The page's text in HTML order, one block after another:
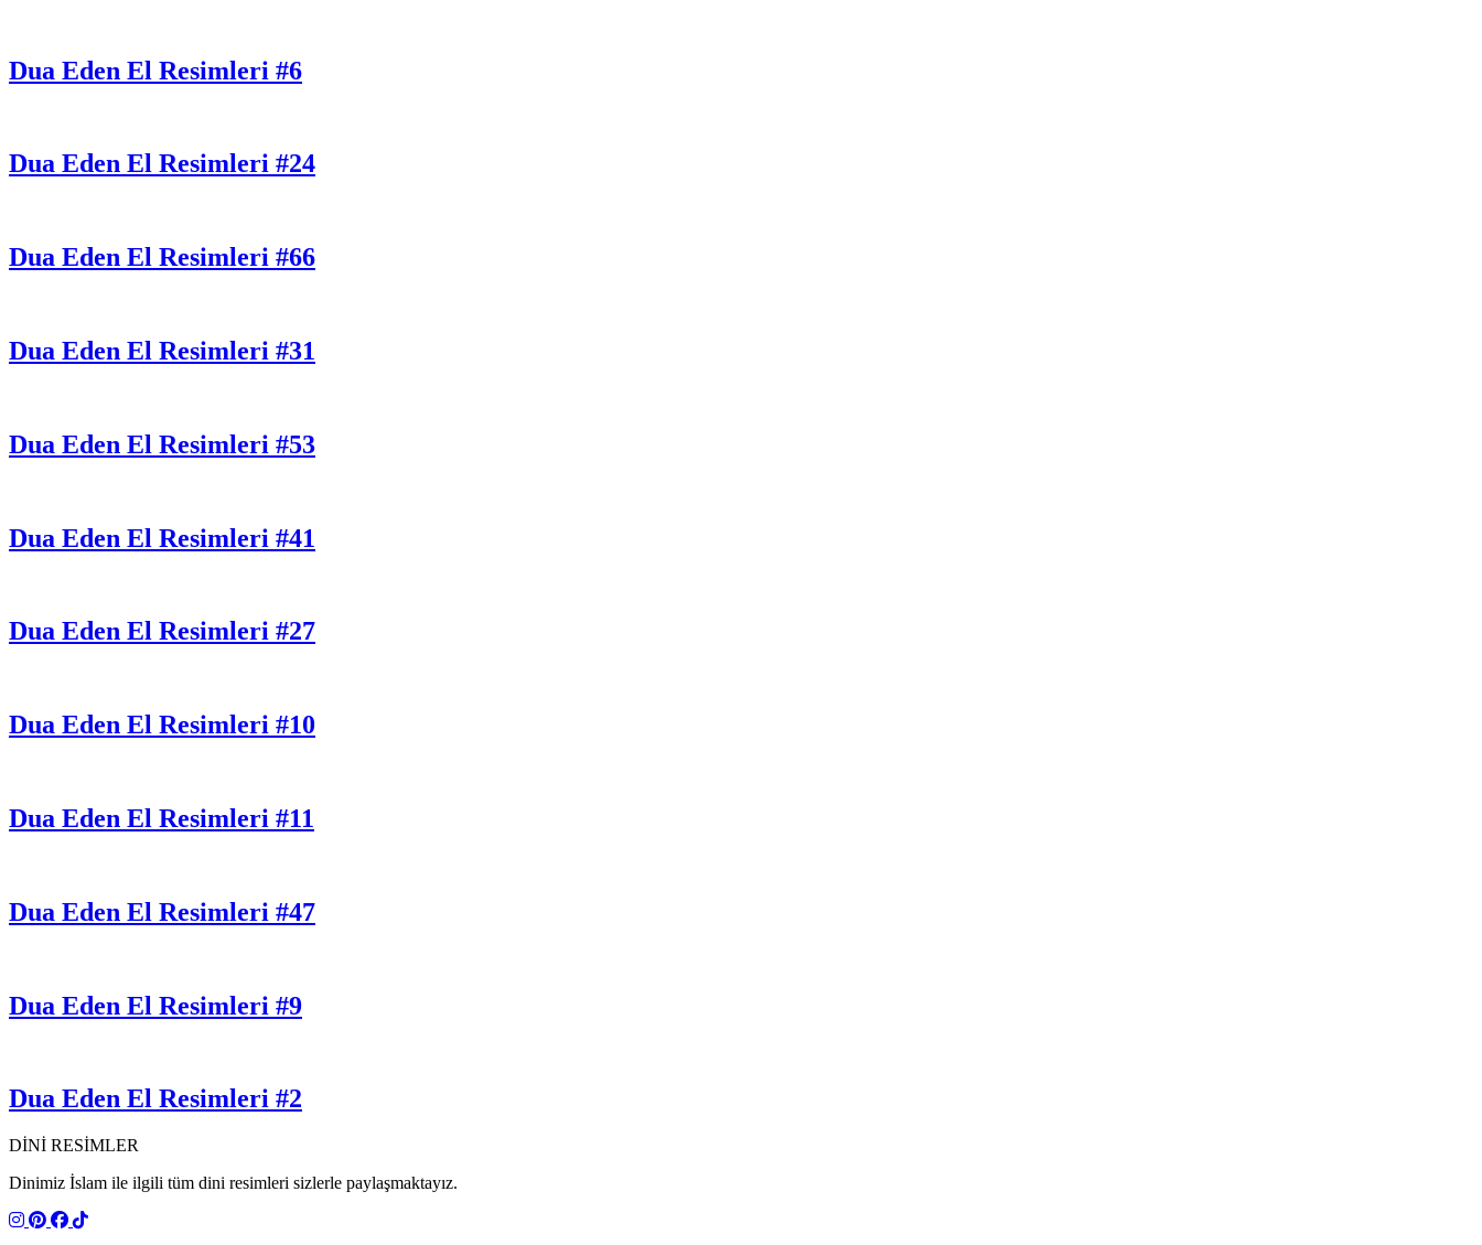
Dua Eden El Resimleri #6
Dua Eden El Resimleri #24
Dua Eden El Resimleri #66
Dua Eden El Resimleri #31
Dua Eden El Resimleri #53
Dua Eden El Resimleri #41
Dua Eden El Resimleri #27
Dua Eden El Resimleri #10
Dua Eden El Resimleri #11
Dua Eden El Resimleri #47
Dua Eden El Resimleri #9
Dua Eden El Resimleri #2
DİNİ RESİMLER
Dinimiz İslam ile ilgili tüm dini resimleri sizlerle paylaşmaktayız.